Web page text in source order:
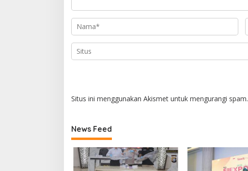
Situs ini menggunakan Akismet untuk mengurangi spam.
News Feed